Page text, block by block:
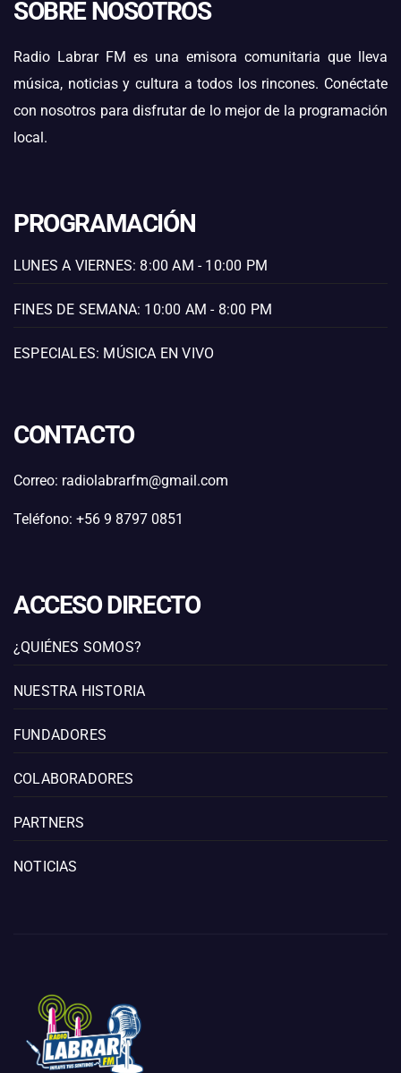
SOBRE NOSOTROS
Radio Labrar FM es una emisora comunitaria que lleva
música, noticias y cultura a todos los rincones. Conéctate
con nosotros para disfrutar de lo mejor de la programación
local.
PROGRAMACIÓN
LUNES A VIERNES: 8:00 AM - 10:00 PM
FINES DE SEMANA: 10:00 AM - 8:00 PM
ESPECIALES: MÚSICA EN VIVO
CONTACTO
Correo: radiolabrarfm@gmail.com
Teléfono: +56 9 8797 0851
ACCESO DIRECTO
¿QUIÉNES SOMOS?
NUESTRA HISTORIA
FUNDADORES
COLABORADORES
PARTNERS
NOTICIAS